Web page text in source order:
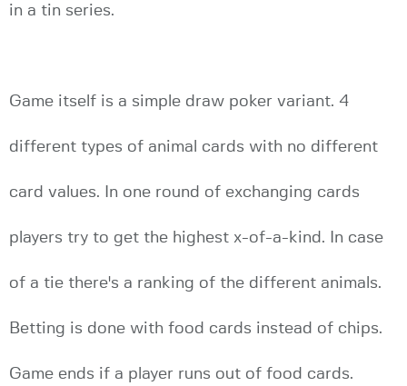
in a tin series.
Game itself is a simple draw poker variant. 4
different types of animal cards with no different
card values. In one round of exchanging cards
players try to get the highest x-of-a-kind. In case
of a tie there's a ranking of the different animals.
Betting is done with food cards instead of chips.
Game ends if a player runs out of food cards.